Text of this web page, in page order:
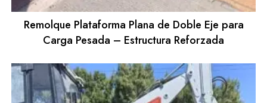
Remolque Plataforma Plana de Doble Eje para
Carga Pesada – Estructura Reforzada